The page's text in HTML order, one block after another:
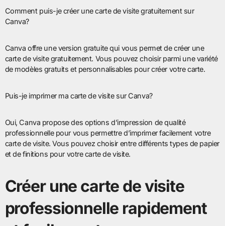
Comment puis-je créer une carte de visite gratuitement sur
Canva?
Canva offre une version gratuite qui vous permet de créer une
carte de visite gratuitement. Vous pouvez choisir parmi une variété
de modèles gratuits et personnalisables pour créer votre carte.
Puis-je imprimer ma carte de visite sur Canva?
Oui, Canva propose des options d’impression de qualité
professionnelle pour vous permettre d’imprimer facilement votre
carte de visite. Vous pouvez choisir entre différents types de papier
et de finitions pour votre carte de visite.
Créer une carte de visite
professionnelle rapidement